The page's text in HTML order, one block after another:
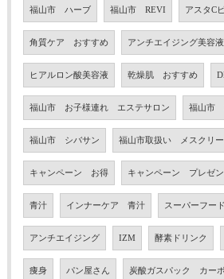
福山市 ハーブ 福山市 REVI アスタC
角質ケア おすすめ アンチエイジング美容液
ヒアルロン酸美容液 乾燥肌 おすすめ
福山市 お子様連れ エステサロン 福山市
福山市 シバサン 福山市取扱い メスクリー
キャンペーン お得 キャンペーン プレゼン
青汁 インナーケア 青汁 スーパーフー
アンチエイジング IZM 酵素ドリンク
痩身 パン屋さん 炭酸ガスパック カー